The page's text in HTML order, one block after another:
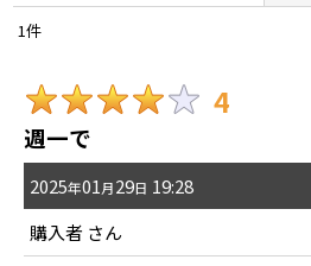
期間:
画像:
星の数 :
1件
4
週一で
2025年01月29日 19:28
購入者 さん